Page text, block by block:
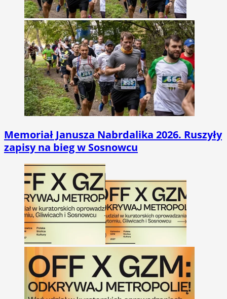
Memoriał Janusza Nabrdalika 2026. Ruszyły
zapisy na bieg w Sosnowcu